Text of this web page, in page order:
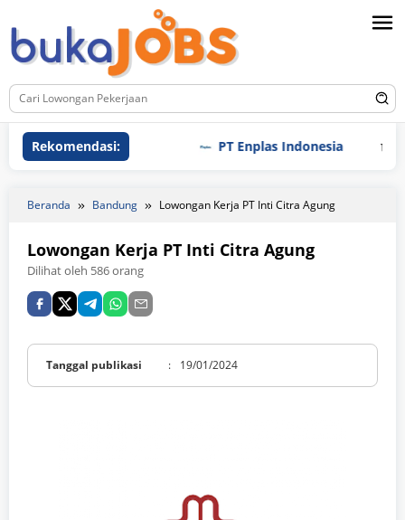
ke
konten
Rekomendasi: PT Enplas Indonesia PT
Beranda Bandung Lowongan Kerja PT Inti Citra Agung
Lowongan Kerja PT Inti Citra Agung
Dilihat oleh 586 orang
Tanggal publikasi : 19/01/2024